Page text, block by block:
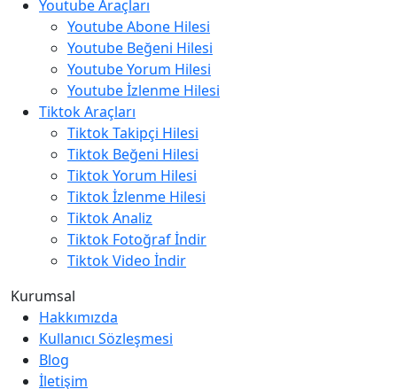
Youtube Araçları
Youtube Abone Hilesi
Youtube Beğeni Hilesi
Youtube Yorum Hilesi
Youtube İzlenme Hilesi
Tiktok Araçları
Tiktok Takipçi Hilesi
Tiktok Beğeni Hilesi
Tiktok Yorum Hilesi
Tiktok İzlenme Hilesi
Tiktok Analiz
Tiktok Fotoğraf İndir
Tiktok Video İndir
Kurumsal
Hakkımızda
Kullanıcı Sözleşmesi
Blog
İletişim